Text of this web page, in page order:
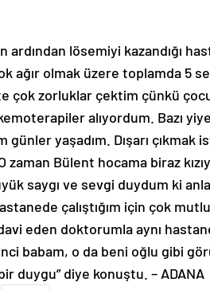
ardından lösemiyi kazandığı
ağır olmak üzere toplamda 5
çok zorluklar çektim çünkü
alıyordum. Bazı
günler yaşadım. Dışarı çıkmak
Bülent hocama biraz
saygı ve sevgi duydum ki
çalıştığım için çok
eden doktorumla aynı
babam, o da beni oğlu gibi
duygu” diye konuştu. – ADANA